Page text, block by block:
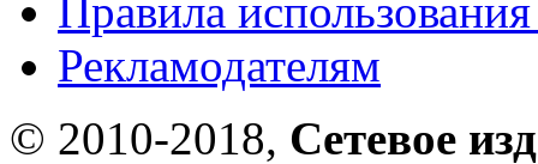
Правила
Рекламодателям
© 2010-2018, Сетевое